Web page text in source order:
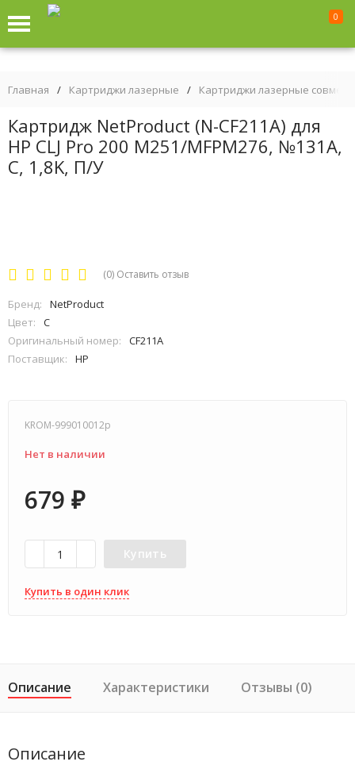
0
Главная / Картриджи лазерные / Картриджи лазерные
Картридж NetProduct (N-CF211A) для
HP CLJ Pro 200 M251/MFPM276, №131A,
C, 1,8K, П/У
(0) Оставить отзыв
Бренд:
NetProduct
Цвет:
C
Оригинальный номер:
CF211A
Поставщик:
HP
KROM-999010012p
Нет в наличии
679 ₽
Купить
Купить в один клик
Описание Характеристики Отзывы (0)
Описание